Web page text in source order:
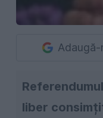
liber